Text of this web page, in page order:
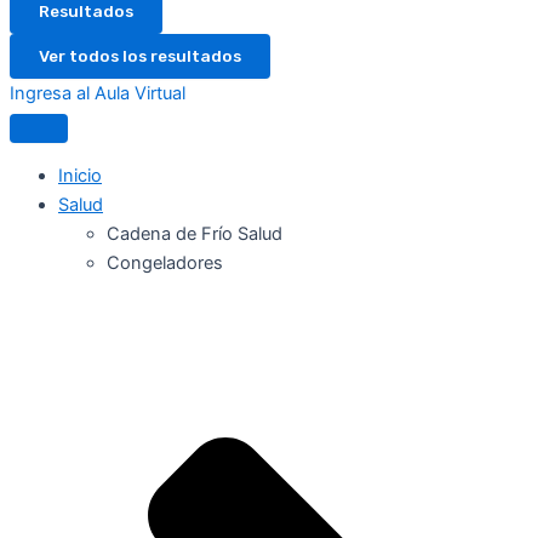
Resultados
Ver todos los resultados
Ingresa al Aula Virtual
Inicio
Salud
Cadena de Frío Salud
Congeladores